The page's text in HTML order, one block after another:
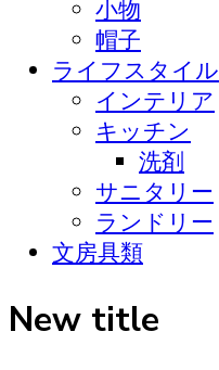
小物
帽子
ライフスタイル
インテリア
キッチン
洗剤
サニタリー
ランドリー
文房具類
New title